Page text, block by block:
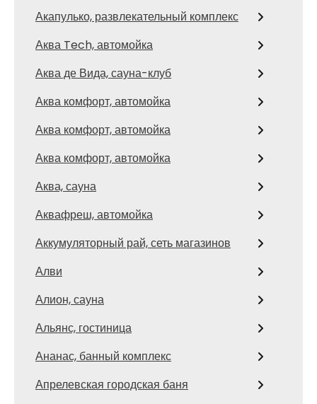
Акапулько, развлекательный комплекс
Аква Tech, автомойка
Аква де Вида, сауна-клуб
Аква комфорт, автомойка
Аква комфорт, автомойка
Аква комфорт, автомойка
Аква, сауна
Аквафреш, автомойка
Аккумуляторный рай, сеть магазинов
Алви
Алион, сауна
Альянс, гостиница
Ананас, банный комплекс
Апрелевская городская баня